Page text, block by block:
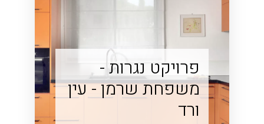
פרויקט נגרות -
משפחת שרמן - עין
ורד